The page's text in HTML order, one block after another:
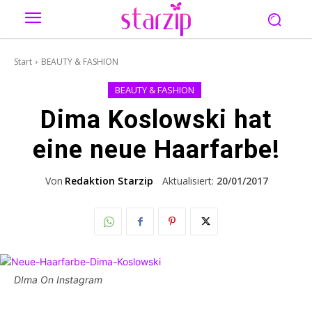
Start BEAUTY & FASHION
BEAUTY & FASHION
Dima Koslowski hat
eine neue Haarfarbe!
Von Redaktion Starzip Aktualisiert: 20/01/2017
DIma On Instagram